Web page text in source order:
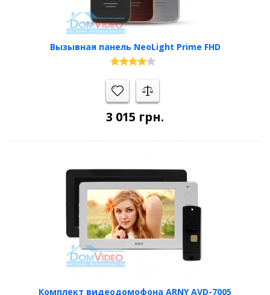
Вызывная панель NeoLight Prime FHD
3 015 грн.
Комплект видеодомофона ARNY AVD-7005